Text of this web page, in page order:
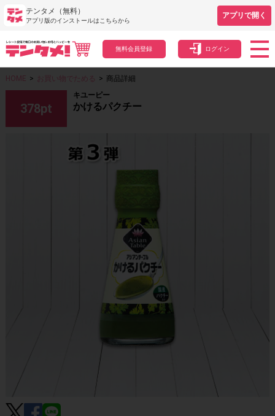
テンタメ（無料）
アプリ版のインストールはこちらから
アプリで開く
無料会員登録 ログイン
HOME > お買い物でためる > 商品詳細
378pt
キユーピー
かけるパクチー